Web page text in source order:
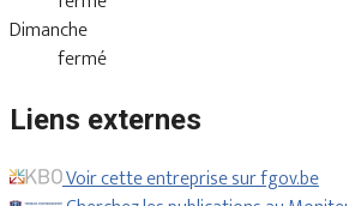
Dimanche
fermé
Liens externes
Voir cette entreprise sur fgov.be